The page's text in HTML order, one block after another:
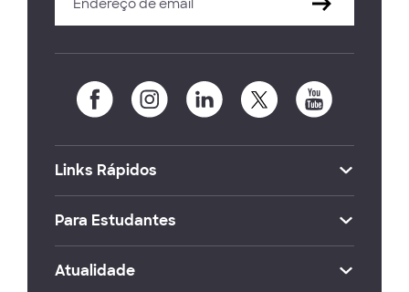
Links Rápidos
Para Estudantes
Atualidade